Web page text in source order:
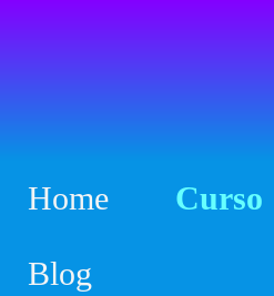
Home Curso
Blog